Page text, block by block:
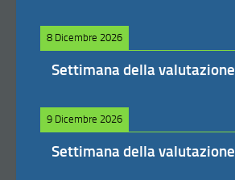
8 Dicembre 2026
Settimana della valutazione
9 Dicembre 2026
Settimana della valutazione